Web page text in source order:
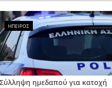
ΗΠΕΙΡΟΣ
Σύλληψη ημεδαπού για κατοχή